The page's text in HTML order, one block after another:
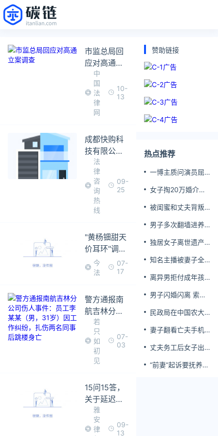
市监总局回
应对高通立
案调查
中
国
法
律
网
10-
13
成都快购科
技有限公司
被立案调查
法
律
咨
询
热
线
09-
25
"黄杨钿甜天
价耳环"调查
结果公布
今
法
07-
17
警方通报南
航吉林分公
司伤人事
件：员工李
某某（男，
31岁）因工
伤两名同事
后跳楼身亡
若
只
如
初
见
07-
03
15问15答，
关于延迟退
休你关心的
都在这！
雅
安
律
09-
13
赞助链接
热点推荐
一博主质问演员屈
屈楚萧方公开判决
女子掏20万婚介费
被闺蜜和丈夫背叛
男子多次翻墙进养
独居女子离世遗产
知名主播被妻子全
后反被对簿公堂
离异男拒付成年孩
男子闪婚闪离 索还
民政局在中国农大
妻子翻看亡夫手机
婚外情，双方互相
丈夫务工后女子出
“前妻”起诉要抚养